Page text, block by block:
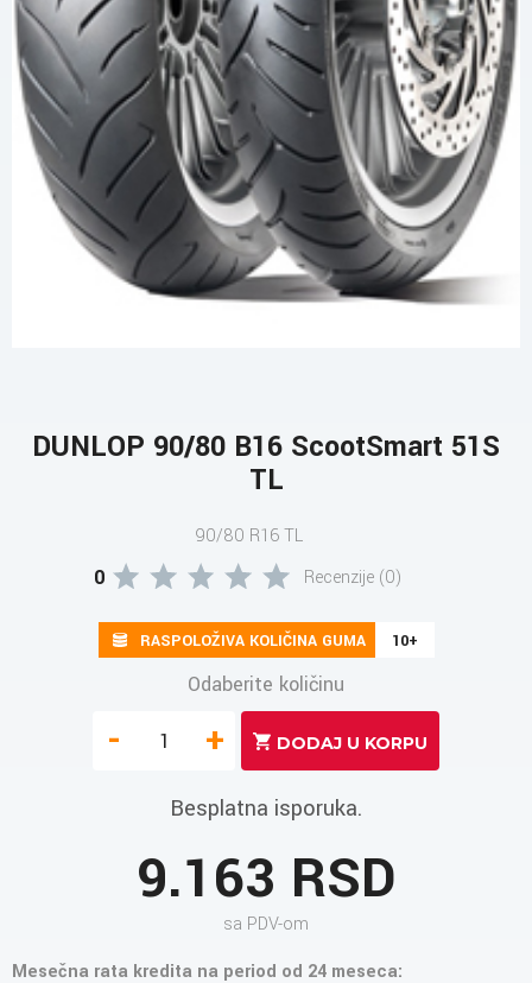
DUNLOP 90/80 B16 ScootSmart 51S
TL
90/80 R16 TL
0 Recenzije (0)
RASPOLOŽIVA KOLIČINA GUMA 10+
Odaberite količinu
- +
Besplatna isporuka.
9.163 RSD
sa PDV-om
Mesečna rata kredita na period od 24 meseca: